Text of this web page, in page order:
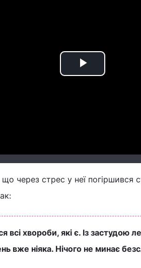
Play
через стрес у неї погіршився
всі хвороби, які є. Із застудою
вже ніяка. Нічого не минає